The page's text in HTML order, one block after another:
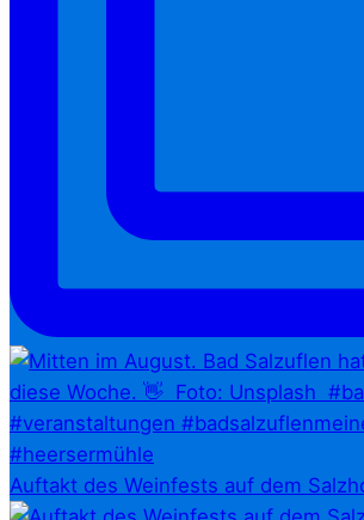
Auftakt des Weinfests auf dem